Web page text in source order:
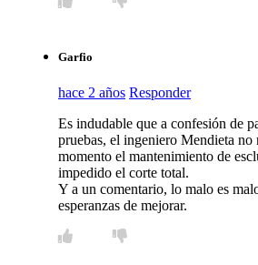
Garfio
hace 2 años Responder
Es indudable que a confesión de
pruebas, el ingeniero Mendieta no
momento el mantenimiento de
impedido el corte total.
Y a un comentario, lo malo es
esperanzas de mejorar.